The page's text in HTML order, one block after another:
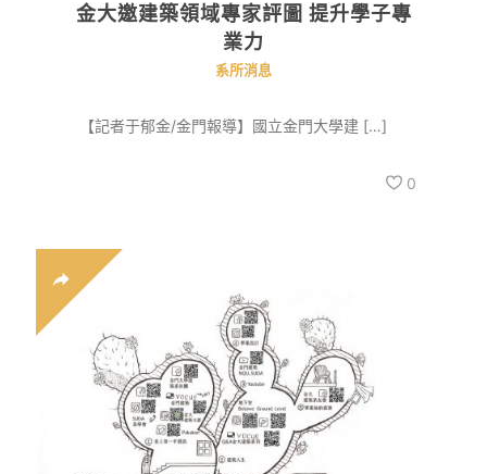
金大邀建築領域專家評圖 提升學子專
業力
系所消息
【記者于郁金/金門報導】國立金門大學建 […]
0